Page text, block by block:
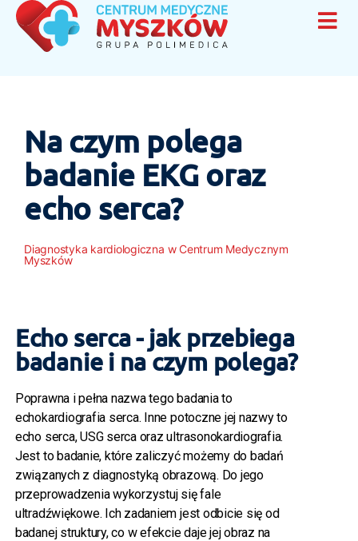
Na czym polega
badanie EKG oraz
echo serca?
Diagnostyka kardiologiczna w Centrum Medycznym
Myszków
Echo serca - jak przebiega
badanie i na czym polega?
Poprawna i pełna nazwa tego badania to
echokardiografia serca. Inne potoczne jej nazwy to
echo serca, USG serca oraz ultrasonokardiografia.
Jest to badanie, które zaliczyć możemy do badań
związanych z diagnostyką obrazową. Do jego
przeprowadzenia wykorzystuj się fale
ultradźwiękowe. Ich zadaniem jest odbicie się od
badanej struktury, co w efekcie daje jej obraz na